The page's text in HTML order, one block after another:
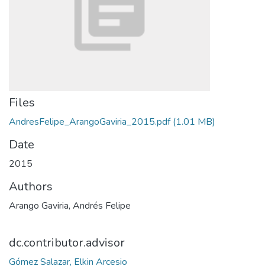
Files
AndresFelipe_ArangoGaviria_2015.pdf(1.01 MB)
Date
2015
Authors
Arango Gaviria, Andrés Felipe
dc.contributor.advisor
Gómez Salazar, Elkin Arcesio